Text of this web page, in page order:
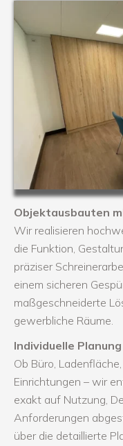
Objektausbauten
Wir realisieren
die Funktion,
präziser
einem sicheren
maßgeschneiderte
gewerbliche Räume.
Individuelle
Ob Büro,
Einrichtungen – wir
exakt auf Nutzung,
Anforderungen
über die detaillierte